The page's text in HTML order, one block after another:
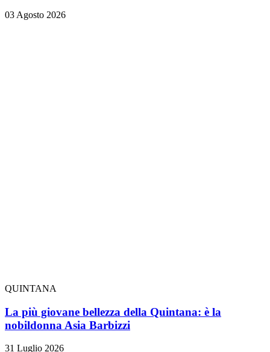
03 Agosto 2026
QUINTANA
La più giovane bellezza della Quintana: è la
nobildonna Asia Barbizzi
31 Luglio 2026